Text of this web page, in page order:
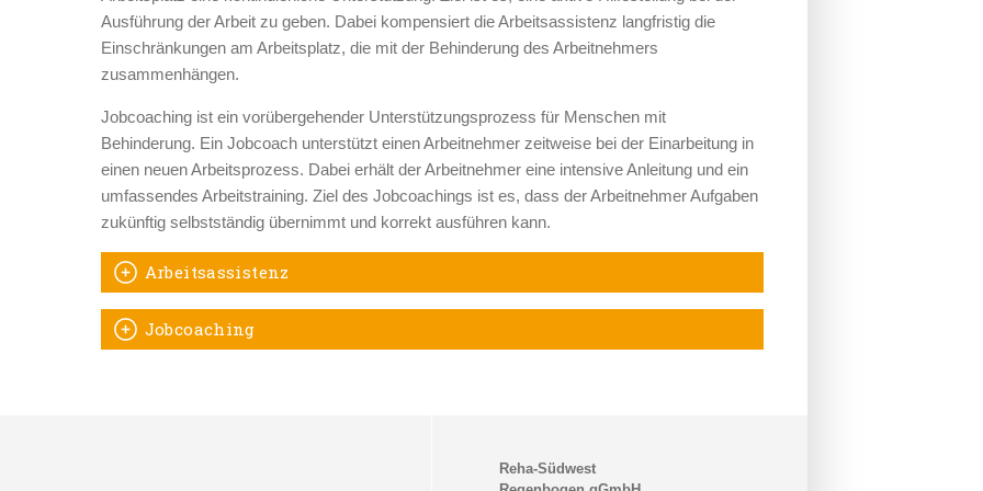
Ausführung der Arbeit zu geben. Dabei kompensiert die Arbeitsassistenz langfristig die
Einschränkungen am Arbeitsplatz, die mit der Behinderung des Arbeitnehmers
zusammenhängen.
Jobcoaching ist ein vorübergehender Unterstützungsprozess für Menschen mit
Behinderung. Ein Jobcoach unterstützt einen Arbeitnehmer zeitweise bei der Einarbeitung in
einen neuen Arbeitsprozess. Dabei erhält der Arbeitnehmer eine intensive Anleitung und ein
umfassendes Arbeitstraining. Ziel des Jobcoachings ist es, dass der Arbeitnehmer Aufgaben
zukünftig selbstständig übernimmt und korrekt ausführen kann.
Arbeitsassistenz
Jobcoaching
Reha-Südwest